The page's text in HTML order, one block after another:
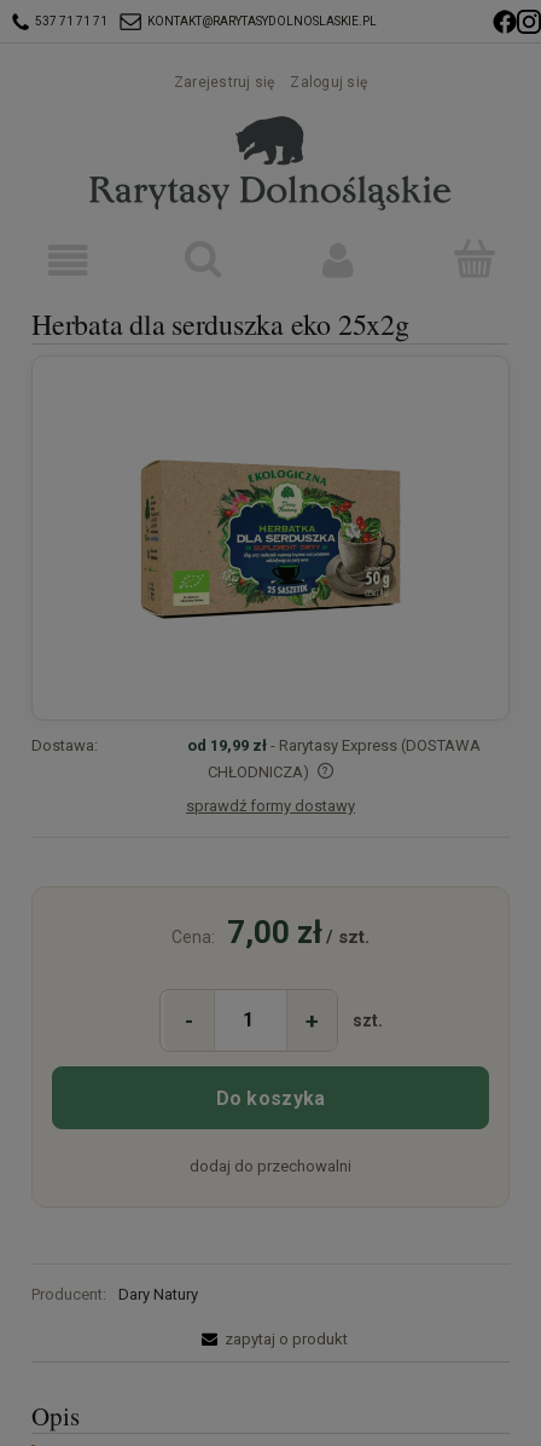
537 71 71 71 KONTAKT@RARYTASYDOLNOSLASKIE.PL
Zarejestruj się Zaloguj się
Herbata dla serduszka eko 25x2g
Dostawa: od 19,99 zł - Rarytasy Express (DOSTAWA
CHŁODNICZA)
Cena nie zawiera ewentualnych kosztów płatności
sprawdź formy dostawy
Cena: 7,00 zł/ szt.
- + szt.
Do koszyka
dodaj do przechowalni
Producent: Dary Natury
zapytaj o produkt
Opis